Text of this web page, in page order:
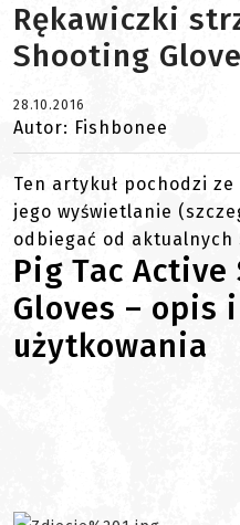
Rękawiczki
Shooting
28.10.2016
Autor: Fishbonee
Ten artykuł pochodzi
jego wyświetlanie
odbiegać od aktualnych
Pig Tac
Gloves – opis
użytkowania